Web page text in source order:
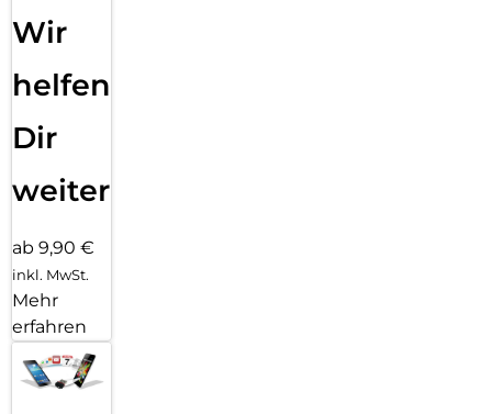
Wir
helfen
Dir
weiter
ab 9,90 €
inkl. MwSt.
Mehr
erfahren